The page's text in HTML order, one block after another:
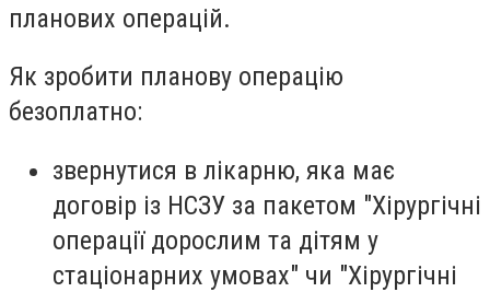
планових операцій.
Як зробити планову операцію
безоплатно:
звернутися в лікарню, яка має
договір із НСЗУ за пакетом "Хірургічні
операції дорослим та дітям у
стаціонарних умовах" чи "Хірургічні